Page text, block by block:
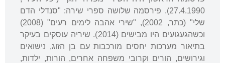
27.4.1990). פירסמה שלושה ספרי שירה: "סנדלי הדם
שלי" (כתר, 2002), "שירי אהבה לימים רעים" (2008)
וכשהגעגועים היו מבישים (2014). שיריה עוסקים בעיקר
בתיאור מערכות יחסים מורכבות עם בן הזוג, נישואים
וגירושים, הורים וקרובי משפחה אחרים, הורות, ילדות,